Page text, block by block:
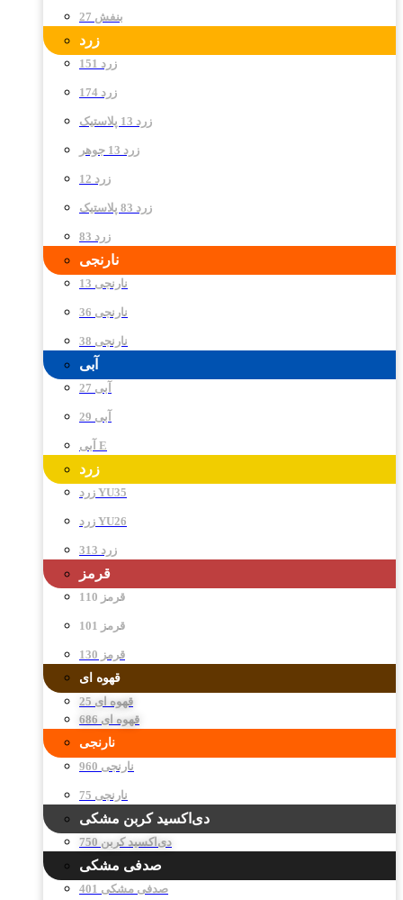
بنفش 27
زرد
زرد 151
زرد 174
زرد 13 پلاستیک
زرد 13 جوهر
زرد 12
زرد 83 پلاستیک
زرد 83
نارنجی
نارنجی 13
نارنجی 36
نارنجی 38
آبی
آبی 27
آبی 29
آبی E
زرد
زرد YU35
زرد YU26
زرد 313
قرمز
قرمز 110
قرمز 101
قرمز 130
قهوه ای
قهوه ای 25
قهوه ای 686
نارنجی
نارنجی 960
نارنجی 75
دی‌اکسید کربن مشکی
دی‌اکسید کربن 750
صدفی مشکی
صدفی مشکی 401